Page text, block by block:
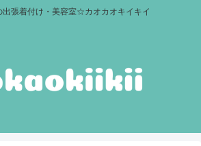
出張着付け・美容室☆カオカオキイキイ